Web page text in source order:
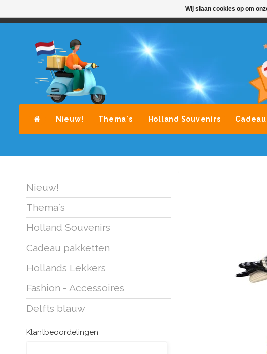
Nieuw! Thema`s Holland Souvenirs
Nieuw!
Thema`s
Holland Souvenirs
Cadeau pakketten
Hollands Lekkers
Fashion - Accessoires
Delfts blauw
Klantbeoordelingen
Wij slaan cookies op om